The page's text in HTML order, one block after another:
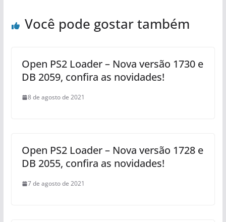
Você pode gostar também
Open PS2 Loader – Nova versão 1730 e
DB 2059, confira as novidades!
8 de agosto de 2021
Open PS2 Loader – Nova versão 1728 e
DB 2055, confira as novidades!
7 de agosto de 2021